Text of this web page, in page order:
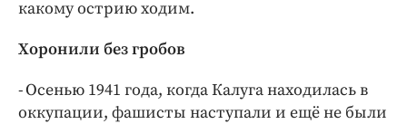
какому острию ходим.
Хоронили без гробов
- Осенью 1941 года, когда Калуга находилась в
оккупации, фашисты наступали и ещё не были